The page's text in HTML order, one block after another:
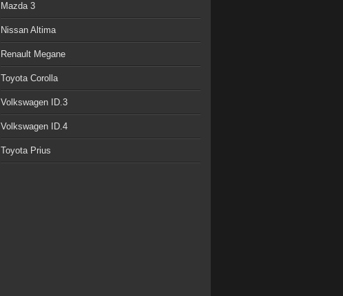
Mazda 3
Nissan Altima
Renault Megane
Toyota Corolla
Volkswagen ID.3
Volkswagen ID.4
Toyota Prius